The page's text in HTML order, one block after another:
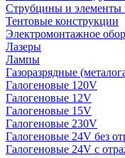
Струбцины и элементы
Тентовые конструкции
Электромонтажное
Лазеры
Лампы
Газоразрядные
Галогеновые 120V
Галогеновые 12V
Галогеновые 15V
Галогеновые 230V
Галогеновые 24V без
Галогеновые 24V с